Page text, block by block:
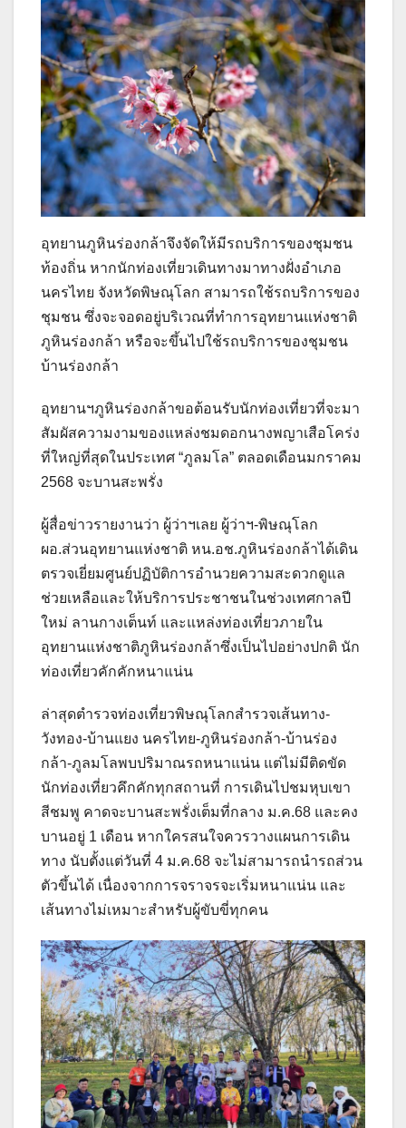
อุทยานภูหินร่องกล้าจึงจัดให้มีรถบริการของชุมชน
ท้องถิ่น หากนักท่องเที่ยวเดินทางมาทางฝั่งอำเภอ
นครไทย จังหวัดพิษณุโลก สามารถใช้รถบริการของ
ชุมชน ซึ่งจะจอดอยู่บริเวณที่ทำการอุทยานแห่งชาติ
ภูหินร่องกล้า หรือจะขึ้นไปใช้รถบริการของชุมชน
บ้านร่องกล้า
อุทยานฯภูหินร่องกล้าขอต้อนรับนักท่องเที่ยวที่จะมา
สัมผัสความงามของแหล่งชมดอกนางพญาเสือโคร่ง
ที่ใหญ่ที่สุดในประเทศ “ภูลมโล” ตลอดเดือนมกราคม
2568 จะบานสะพรั่ง
ผู้สื่อข่าวรายงานว่า ผู้ว่าฯเลย ผู้ว่าฯ-พิษณุโลก
ผอ.ส่วนอุทยานแห่งชาติ หน.อช.ภูหินร่องกล้าได้เดิน
ตรวจเยี่ยมศูนย์ปฏิบัติการอำนวยความสะดวกดูแล
ช่วยเหลือและให้บริการประชาชนในช่วงเทศกาลปี
ใหม่ ลานกางเต็นท์ และแหล่งท่องเที่ยวภายใน
อุทยานแห่งชาติภูหินร่องกล้าซึ่งเป็นไปอย่างปกติ นัก
ท่องเที่ยวคักคักหนาแน่น
ล่าสุดตำรวจท่องเที่ยวพิษณุโลกสำรวจเส้นทาง-
วังทอง-บ้านแยง นครไทย-ภูหินร่องกล้า-บ้านร่อง
กล้า-ภูลมโลพบปริมาณรถหนาแน่น แต่ไม่มีติดขัด
นักท่องเที่ยวคึกคักทุกสถานที่ การเดินไปชมหุบเขา
สีชมพู คาดจะบานสะพรั่งเต็มที่กลาง ม.ค.68 และคง
บานอยู่ 1 เดือน หากใครสนใจควรวางแผนการเดิน
ทาง นับตั้งแต่วันที่ 4 ม.ค.68 จะไม่สามารถนำรถส่วน
ตัวขึ้นได้ เนื่องจากการจราจรจะเริ่มหนาแน่น และ
เส้นทางไม่เหมาะสำหรับผู้ขับขี่ทุกคน